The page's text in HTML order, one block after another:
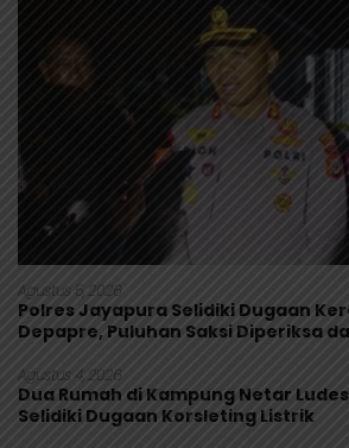
Agustus 5, 2026
Polres Jayapura Selidiki Dugaan
Depapre, Puluhan Saksi Diperiksa
Agustus 4, 2026
Dua Rumah di Kampung Netar
Selidiki Dugaan Korsleting Listrik